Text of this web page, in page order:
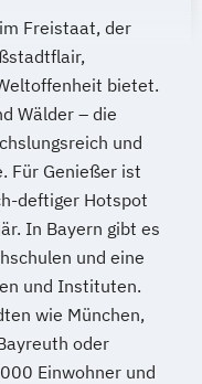
Freistaat, der
bietet.
Wälder – die
und
Für Genießer ist
deftiger Hotspot
In Bayern gibt es
und eine
und Instituten.
wie München,
oder
Einwohner und